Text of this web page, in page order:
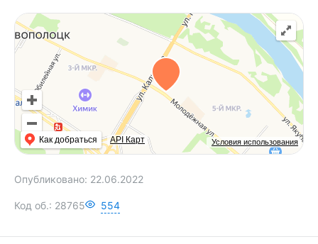
Условия использования
Как добраться API Карт
Опубликовано: 22.06.2022
Код об.: 28765 554